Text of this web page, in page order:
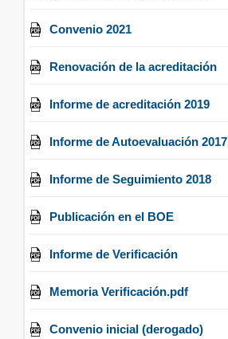
Convenio 2021
Renovación de la acreditación
Informe de acreditación 2019
Informe de Autoevaluación 2017
Informe de Seguimiento 2018
Publicación en el BOE
Informe de Verificación
Memoria Verificación.pdf
Convenio inicial (derogado)